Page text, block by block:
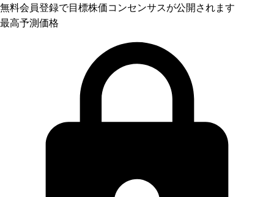
無料会員登録で目標株価コンセンサスが公開されます
最高予測価格